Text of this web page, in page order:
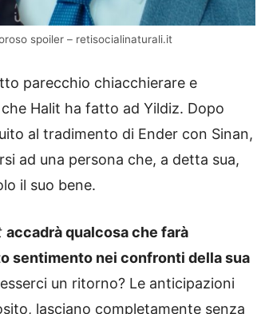
spoiler – retisocialinaturali.it
parecchio chiacchierare e
Halit ha fatto ad Yildiz. Dopo
al tradimento di Ender con Sinan,
ad una persona che, a detta sua,
il suo bene.
accadrà qualcosa che farà
sentimento nei confronti della sua
un ritorno? Le anticipazioni
lasciano completamente senza